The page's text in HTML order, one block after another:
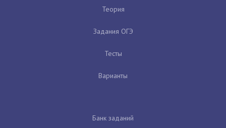
Теория
Задания ОГЭ
Тесты
Варианты
Банк заданий